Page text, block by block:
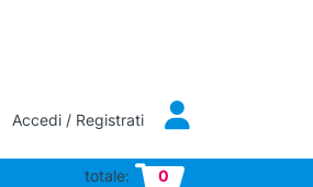
Accedi / Registrati
totale:
0